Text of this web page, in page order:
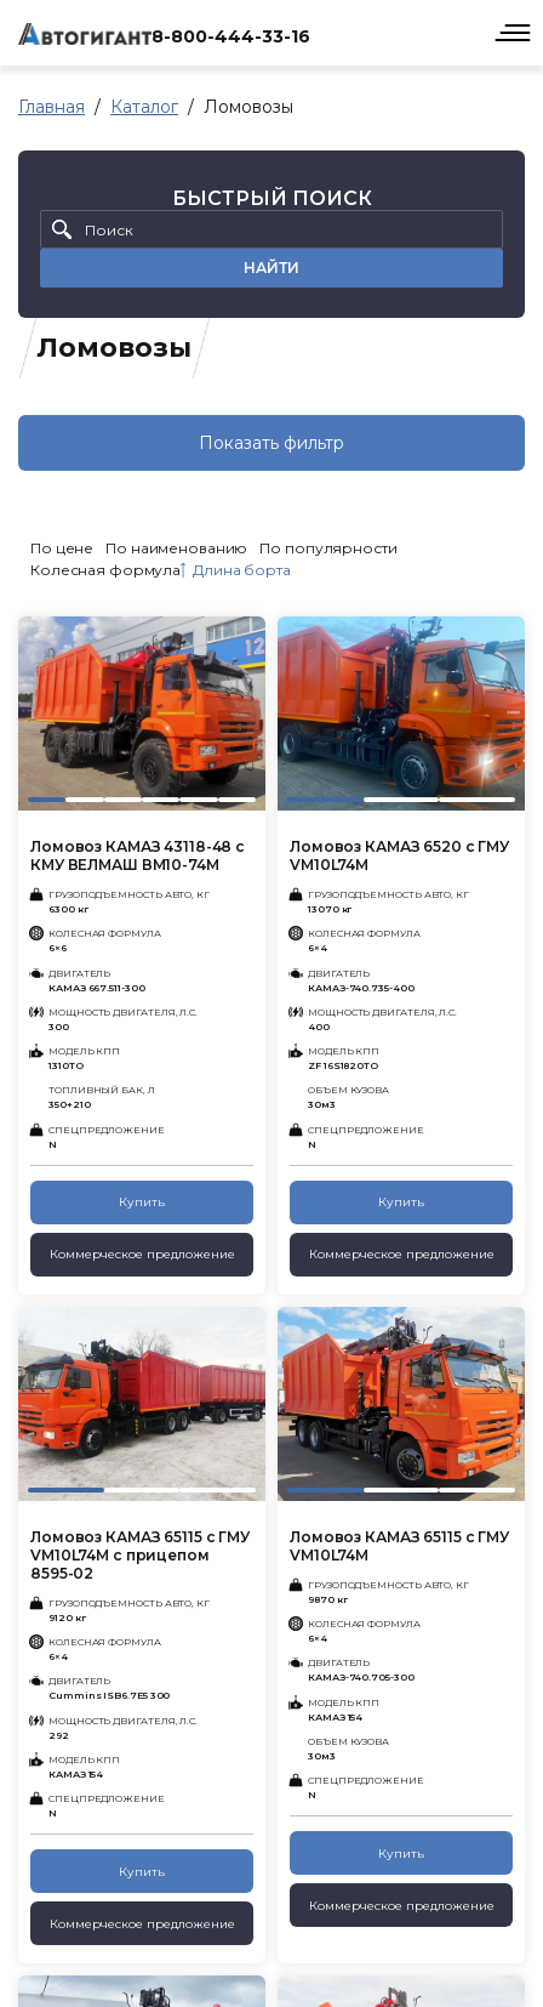
8-800-444-33-16
Главная Каталог Ломовозы
Ломовозы
БЫСТРЫЙ ПОИСК
НАЙТИ
Показать фильтр
По цене По наименованию
По популярности
Колесная формула
Длина борта
Ломовоз КАМАЗ 43118-48 с
КМУ ВЕЛМАШ ВМ10-74М
ГРУЗОПОДЪЕМНОСТЬ АВТО, КГ
6300 кг
КОЛЕСНАЯ ФОРМУЛА
6×6
ДВИГАТЕЛЬ
КАМАЗ 667.511-300
МОЩНОСТЬ ДВИГАТЕЛЯ, Л.С.
300
МОДЕЛЬ КПП
1310ТО
ТОПЛИВНЫЙ БАК, Л
350+210
СПЕЦПРЕДЛОЖЕНИЕ
N
Купить
Коммерческое предложение
Ломовоз КАМАЗ 6520 с ГМУ
VM10L74M
ГРУЗОПОДЪЕМНОСТЬ АВТО, КГ
13070 кг
КОЛЕСНАЯ ФОРМУЛА
6×4
ДВИГАТЕЛЬ
КАМАЗ-740.735-400
МОЩНОСТЬ ДВИГАТЕЛЯ, Л.С.
400
МОДЕЛЬ КПП
ZF 16S1820TO
ОБЪЕМ КУЗОВА
30м3
СПЕЦПРЕДЛОЖЕНИЕ
N
Купить
Коммерческое предложение
Ломовоз КАМАЗ 65115 с ГМУ
VM10L74M с прицепом
8595-02
ГРУЗОПОДЪЕМНОСТЬ АВТО, КГ
9120 кг
КОЛЕСНАЯ ФОРМУЛА
6×4
ДВИГАТЕЛЬ
Cummins ISB6.7E5 300
МОЩНОСТЬ ДВИГАТЕЛЯ, Л.С.
292
МОДЕЛЬ КПП
КАМАЗ 154
СПЕЦПРЕДЛОЖЕНИЕ
N
Купить
Коммерческое предложение
Ломовоз КАМАЗ 65115 с ГМУ
VM10L74M
ГРУЗОПОДЪЕМНОСТЬ АВТО, КГ
9870 кг
КОЛЕСНАЯ ФОРМУЛА
6×4
ДВИГАТЕЛЬ
КАМАЗ-740.705-300
МОДЕЛЬ КПП
КАМАЗ 154
ОБЪЕМ КУЗОВА
30м3
СПЕЦПРЕДЛОЖЕНИЕ
N
Купить
Коммерческое предложение